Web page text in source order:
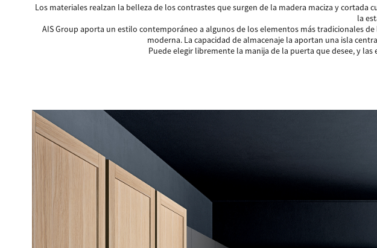
Los materiales realzan la belleza de los contrastes que surgen de la madera maciza y
la
AIS Group aporta un estilo contemporáneo a algunos de los elementos más tradicionales
moderna. La capacidad de almacenaje la aportan una isla
Puede elegir libremente la manija de la puerta que desee, y